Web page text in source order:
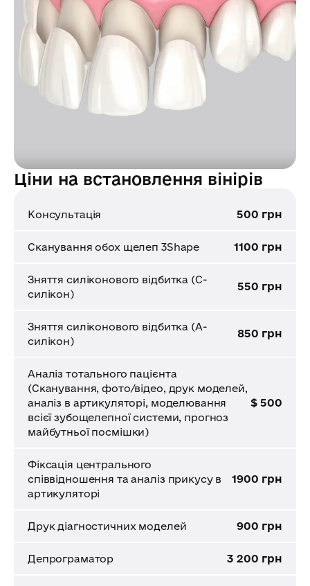
Ціни на встановлення вінірів
Консультація 500 грн
Сканування обох щелеп 3Shape 1100 грн
Зняття силіконового відбитка (С-
силікон)
550 грн
Зняття силіконового відбитка (А-
силікон)
850 грн
Аналіз тотального пацієнта
(Сканування, фото/відео, друк моделей,
аналіз в артикуляторі, моделювання
всієї зубощелепної системи, прогноз
майбутньої посмішки)
$ 500
Фіксація центрального
співвідношення та аналіз прикусу в
артикуляторі
1900 грн
Друк діагностичних моделей 900 грн
Депрограматор 3 200 грн